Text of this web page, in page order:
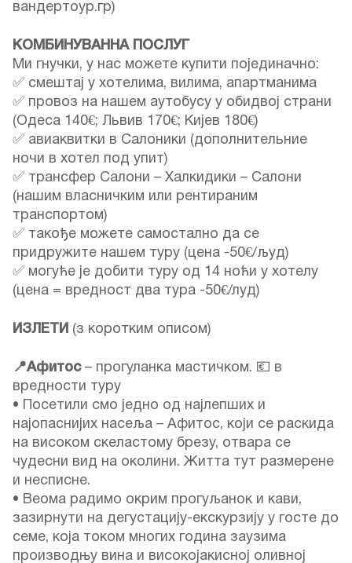
вандертоур.гр)
КОМБИНУВАННА ПОСЛУГ
Ми гнучки, у нас можете купити појединачно:
✅ смештај у хотелима, вилима, апартманима
✅ провоз на нашем аутобусу у обидвој страни
(Одеса 140€; Львив 170€; Кијев 180€)
✅ авиаквитки в Салоники (дополнительние
ночи в хотел под упит)
✅ трансфер Салони – Халкидики – Салони
(нашим власничким или рентираним
транспортом)
✅ такође можете самостално да се
придружите нашем туру (цена -50€/људ)
✅ могуће је добити туру од 14 ноћи у хотелу
(цена = вредност два тура -50€/луд)
ИЗЛЕТИ (з коротким описом)
📍Афитос– прогуланка мастичком. 💶 в
вредности туру
• Посетили смо једно од најлепших и
најопаснијих насеља – Афитос, који се раскида
на високом скеластому брезу, отвара се
чудесни вид на околини. Житта тут размерене
и несписне.
• Веома радимо окрим прогуљанок и кави,
зазирнути на дегустацију-екскурзију у госте до
семе, која током многих година заузима
производњу вина и високојакисној оливној